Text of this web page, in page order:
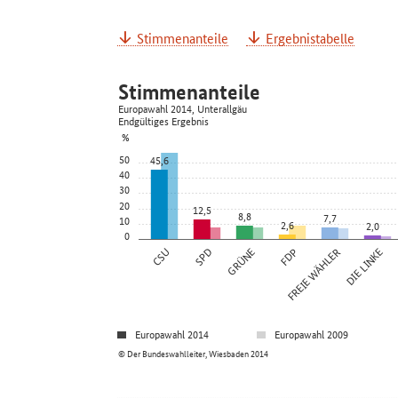
Stimmenanteile Ergebnistabelle
0
10
20
30
40
50
%
CSU SPD GRÜNE FDP
FREIE WÄHLERDIE LINKE
45,6
12,5 8,8
2,6 7,7 2,0
© Der Bundeswahlleiter, Wiesbaden 2014
Stimmenanteile
Europawahl 2014, Unterallgäu
Endgültiges Ergebnis
Europawahl 2014
Europawahl 2009